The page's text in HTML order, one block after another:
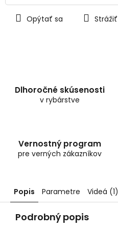
Opýtať sa Strážiť
Dlhoročné skúsenosti
v rybárstve
Vernostný program
pre verných zákazníkov
Popis Parametre Videá (1)
Podrobný popis